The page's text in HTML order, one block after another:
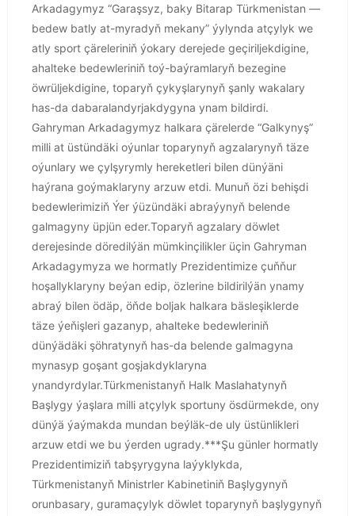
Arkadagymyz “Garaşsyz, baky Bitarap Türkmenistan —
bedew batly at-myradyň mekany” ýylynda atçylyk we
atly sport çäreleriniň ýokary derejede geçiriljekdigine,
ahalteke bedewleriniň toý-baýramlaryň bezegine
öwrüljekdigine, toparyň çykyşlarynyň şanly wakalary
has-da dabaralandyrjakdygyna ynam bildirdi.
Gahryman Arkadagymyz halkara çärelerde “Galkynyş”
milli at üstündäki oýunlar toparynyň agzalarynyň täze
oýunlary we çylşyrymly hereketleri bilen dünýäni
haýrana goýmaklaryny arzuw etdi. Munuň özi behişdi
bedewlerimiziň Ýer ýüzündäki abraýynyň belende
galmagyny üpjün eder.Toparyň agzalary döwlet
derejesinde döredilýän mümkinçilikler üçin Gahryman
Arkadagymyza we hormatly Prezidentimize çuňňur
hoşallyklaryny beýan edip, özlerine bildirilýän ynamy
abraý bilen ödäp, öňde boljak halkara bäsleşiklerde
täze ýeňişleri gazanyp, ahalteke bedewleriniň
dünýädäki şöhratynyň has-da belende galmagyna
mynasyp goşant goşjakdyklaryna
ynandyrdylar.Türkmenistanyň Halk Maslahatynyň
Başlygy ýaşlara milli atçylyk sportuny ösdürmekde, ony
dünýä ýaýmakda mundan beýläk-de uly üstünlikleri
arzuw etdi we bu ýerden ugrady.***Şu günler hormatly
Prezidentimiziň tabşyrygyna laýyklykda,
Türkmenistanyň Ministrler Kabinetiniň Başlygynyň
orunbasary, guramaçylyk döwlet toparynyň başlygynyň